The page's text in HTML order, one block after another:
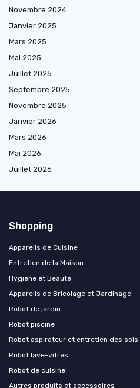
Novembre 2024
Janvier 2025
Mars 2025
Mai 2025
Juillet 2025
Septembre 2025
Novembre 2025
Janvier 2026
Mars 2026
Mai 2026
Juillet 2026
Shopping
Appareils de Cuisine
Entretien de la Maison
Hygiène et Beauté
Appareils de Bricolage et Jardinage
Robot de jardin
Robot piscine
Robot aspirateur et entretien des sols
Robot lave-vitres
Robot de cuisine
Autres produits et accessoires